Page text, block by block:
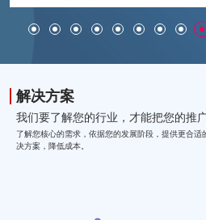
解决方案
我们要了解您的行业，才能把您的推
了解您核心的需求，依据您的发展阶段，提供更合
决方案，降低成本。